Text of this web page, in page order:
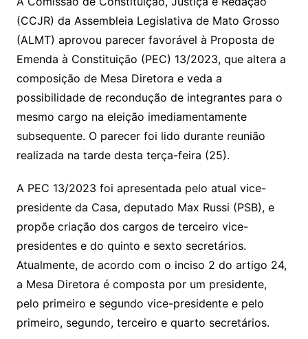
Li
n
k
A
p
p
a
m
dI
n
e
Cl
a
s
o
s
s
a
g
e
lo
o
k.
c
o
m
y
p
e
h
o
o
M
ai
l
e
a
d
s
ai
l
ar
e
(CCJR) da Assembleia Legislativa de Mato Grosso
(ALMT) aprovou parecer favorável à Proposta de
Emenda à Constituição (PEC) 13/2023, que altera a
composição de Mesa Diretora e veda a
possibilidade de recondução de integrantes para o
mesmo cargo na eleição imediamentamente
subsequente. O parecer foi lido durante reunião
realizada na tarde desta terça-feira (25).
A PEC 13/2023 foi apresentada pelo atual vice-
presidente da Casa, deputado Max Russi (PSB), e
propõe criação dos cargos de terceiro vice-
presidentes e do quinto e sexto secretários.
Atualmente, de acordo com o inciso 2 do artigo 24,
a Mesa Diretora é composta por um presidente,
pelo primeiro e segundo vice-presidente e pelo
primeiro, segundo, terceiro e quarto secretários.